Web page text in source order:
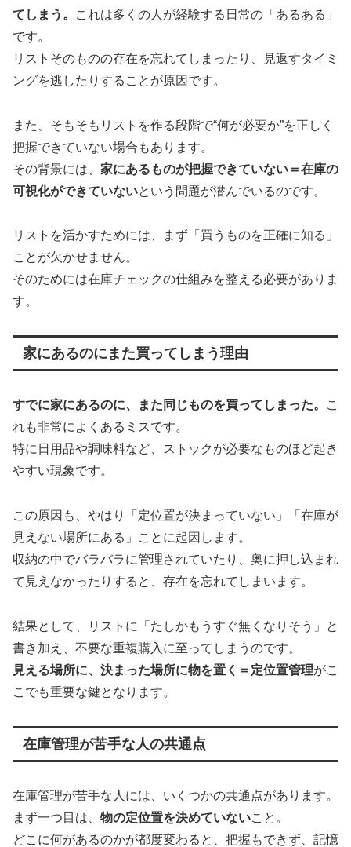
てしまう。
これは多くの人が経験する日常の「あるある」
です。
リストそのものの存在を忘れてしまったり、見返すタイミ
ングを逃したりすることが原因です。
また、そもそもリストを作る段階で“何が必要か”を正しく
把握できていない場合もあります。
その背景には、 家にあるものが把握できていない＝在庫の
可視化ができていないという問題が潜んでいるのです。
リストを活かすためには、まず「買うものを正確に知る」
ことが欠かせません。
そのためには在庫チェックの仕組みを整える必要がありま
す。
家にあるのにまた買ってしまう理由
すでに家にあるのに、また同じものを買ってしまった。
こ
れも非常によくあるミスです。
特に日用品や調味料など、ストックが必要なものほど起き
やすい現象です。
この原因も、やはり「定位置が決まっていない」「在庫が
見えない場所にある」ことに起因します。
収納の中でバラバラに管理されていたり、奥に押し込まれ
て見えなかったりすると、存在を忘れてしまいます。
結果として、リストに「たしかもうすぐ無くなりそう」と
書き加え、不要な重複購入に至ってしまうのです。
見える場所に、決まった場所に物を置く＝定位置管理がこ
こでも重要な鍵となります。
在庫管理が苦手な人の共通点
在庫管理が苦手な人には、いくつかの共通点があります。
まず一つ目は、 物の定位置を決めていないこと。
どこに何があるのかが都度変わると、把握もできず、記憶